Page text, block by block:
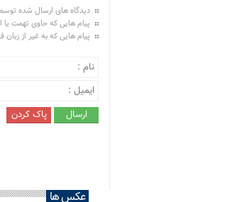
دیدگاه های ارسال شده
پیام هایی که حاوی تهمت یا
پیام هایی که به غیر از
عکس ها